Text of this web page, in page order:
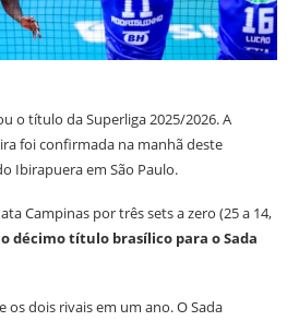
o título da Superliga 2025/2026. A
foi confirmada na manhã deste
Ibirapuera em São Paulo.
Campinas por três sets a zero (25 a 14,
o décimo título brasílico para o Sada
os dois rivais em um ano. O Sada